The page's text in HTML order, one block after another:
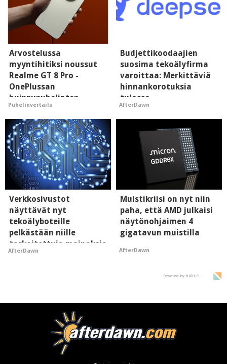
Arvostelussa
myyntihitiksi noussut
Realme GT 8 Pro -
OnePlussan
huippupuhelinten
"perillinen"
Puhelinvertailu
Budjettikoodaajien
suosima tekoälyfirma
varoittaa: Merkittäviä
hinnankorotuksia
tulossa
AfterDawn
Verkkosivustot
näyttävät nyt
tekoälyboteille
pelkästään niille
tarkoitettuja mainoksia
- vaikuttaa tekoälyn
AfterDawn
Muistikriisi on nyt niin
paha, että AMD julkaisi
näytönohjaimen 4
gigatavun muistilla
AfterDawn
Powered by HIGH.FI